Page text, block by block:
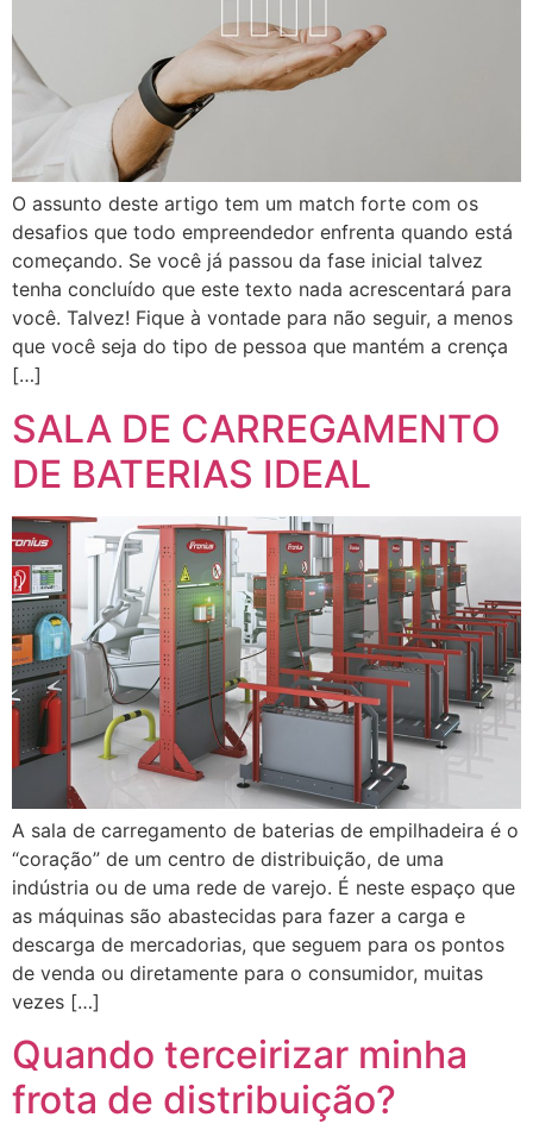
O assunto deste artigo tem um match forte com os
desafios que todo empreendedor enfrenta quando está
começando. Se você já passou da fase inicial talvez
tenha concluído que este texto nada acrescentará para
você. Talvez! Fique à vontade para não seguir, a menos
que você seja do tipo de pessoa que mantém a crença
[…]
SALA DE CARREGAMENTO
DE BATERIAS IDEAL
A sala de carregamento de baterias de empilhadeira é o
“coração” de um centro de distribuição, de uma
indústria ou de uma rede de varejo. É neste espaço que
as máquinas são abastecidas para fazer a carga e
descarga de mercadorias, que seguem para os pontos
de venda ou diretamente para o consumidor, muitas
vezes […]
Quando terceirizar minha
frota de distribuição?